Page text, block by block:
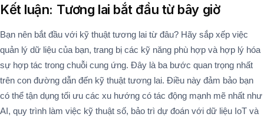
Kết luận: Tương lai bắt đầu từ bây giờ
Bạn nên bắt đầu với kỹ thuật tương lai từ đâu? Hãy sắp xếp việc
quản lý dữ liệu của bạn, trang bị các kỹ năng phù hợp và hợp lý hóa
sự hợp tác trong chuỗi cung ứng. Đây là ba bước quan trọng nhất
trên con đường dẫn đến kỹ thuật tương lai. Điều này đảm bảo bạn
có thể tận dụng tối ưu các xu hướng có tác động mạnh mẽ nhất như
AI, quy trình làm việc kỹ thuật số, bảo trì dự đoán với dữ liệu IoT và